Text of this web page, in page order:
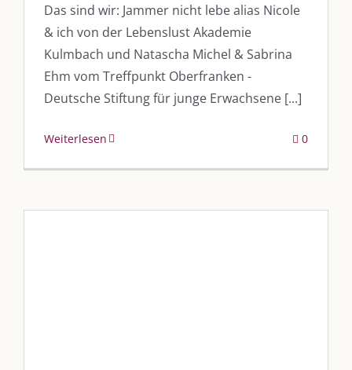
Das sind wir: Jammer nicht lebe alias Nicole
& ich von der Lebenslust Akademie
Kulmbach und Natascha Michel & Sabrina
Ehm vom Treffpunkt Oberfranken -
Deutsche Stiftung für junge Erwachsene [...]
Weiterlesen 0